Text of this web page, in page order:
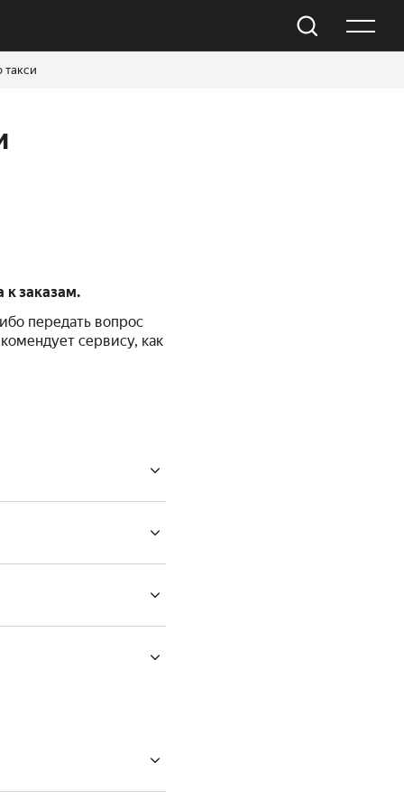
такси
к заказам.
передать вопрос
сервису, как